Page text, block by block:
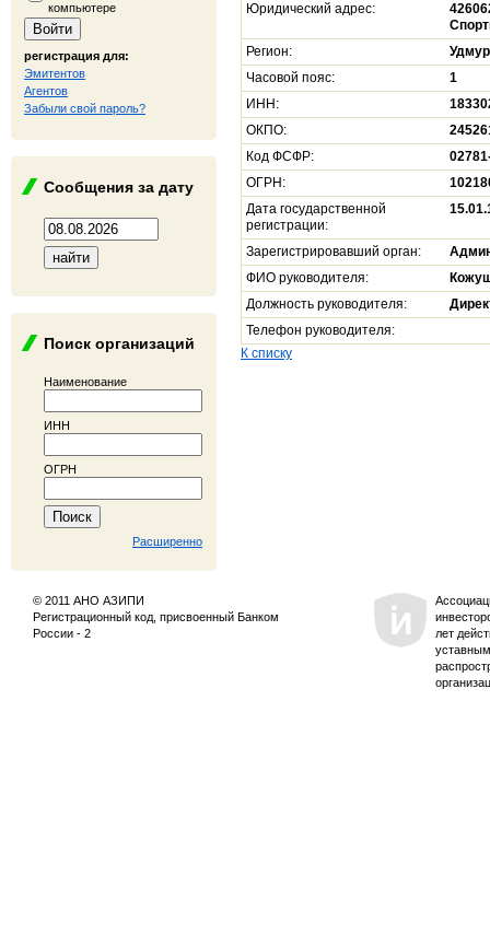
компьютере
регистрация для:
Эмитентов
Агентов
Забыли свой пароль?
Сообщения за дату
Поиск организаций
Наименование
ИНН
ОГРН
Расширенно
Юридический адрес:
Регион:
Часовой пояс:
1
ИНН:
ОКПО:
Код ФСФР:
ОГРН:
Дата государственной
регистрации:
Зарегистрировавший орган:
ФИО руководителя:
Должность руководителя:
Телефон руководителя:
К списку
© 2011 АНО АЗИПИ
Регистрационный код, присвоенный Банком
России - 2
лет